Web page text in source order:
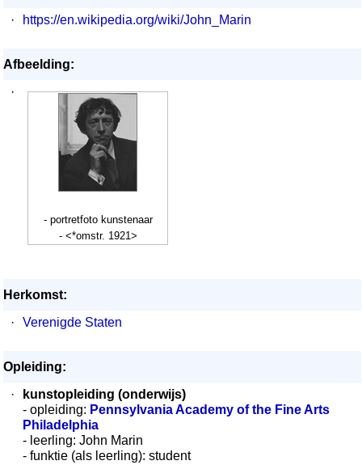
·
https://en.wikipedia.org/wiki/John_Marin
Afbeelding:
·
- portretfoto kunstenaar
- <*omstr. 1921>
Herkomst:
·
Verenigde Staten
Opleiding:
·
kunstopleiding (onderwijs)
- opleiding: Pennsylvania Academy of the Fine Arts
Philadelphia
- leerling: John Marin
- funktie (als leerling): student